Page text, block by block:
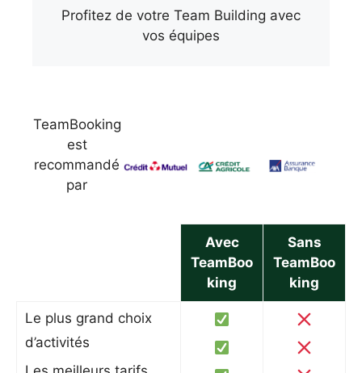
Profitez de votre Team Building avec
vos équipes
TeamBooking
est
recommandé
par
Avec
TeamBoo
king
Sans
TeamBoo
king
Le plus grand choix
d’activités